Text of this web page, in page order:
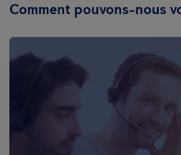
Comment pouvons-nous